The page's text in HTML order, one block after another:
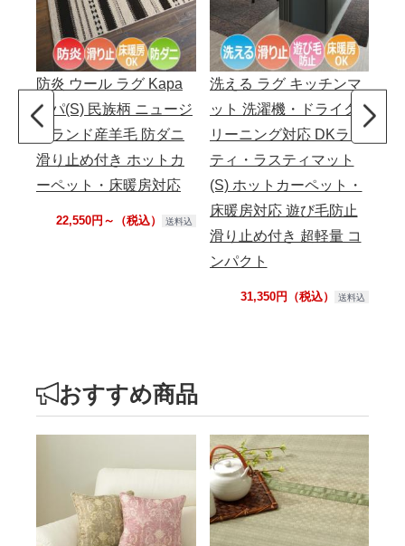
防炎 ウール ラグ Kapa
カパ(S) 民族柄 ニュージ
ーランド産羊毛 防ダニ
滑り止め付き ホットカ
ーペット・床暖房対応
22,550円～（税込） 送料込
洗える ラグ キッチンマ
ット 洗濯機・ドライク
リーニング対応 DKラス
ティ・ラスティマット
(S) ホットカーペット・
床暖房対応 遊び毛防止
滑り止め付き 超軽量 コ
ンパクト
31,350円（税込） 送料込
おすすめ商品